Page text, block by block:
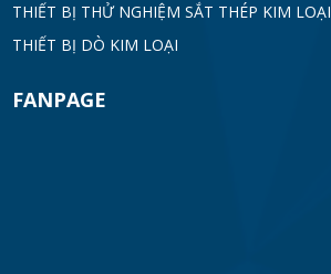
THIẾT BỊ THỬ NGHIỆM SẮT THÉP KIM LOẠI
THIẾT BỊ DÒ KIM LOẠI
FANPAGE